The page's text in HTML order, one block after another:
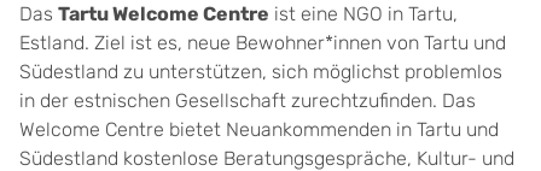
Das Tartu Welcome Centre ist eine NGO in Tartu,
Estland. Ziel ist es, neue Bewohner*innen von Tartu und
Südestland zu unterstützen, sich möglichst problemlos
in der estnischen Gesellschaft zurechtzufinden. Das
Welcome Centre bietet Neuankommenden in Tartu und
Südestland kostenlose Beratungsgespräche, Kultur- und